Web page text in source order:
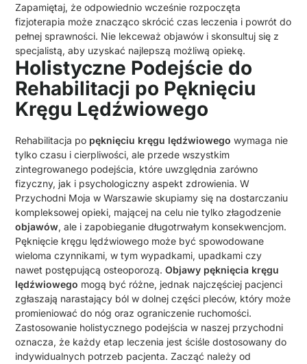
Zapamiętaj, że odpowiednio wcześnie rozpoczęta
fizjoterapia może znacząco skrócić czas leczenia i powrót do
pełnej sprawności. Nie lekceważ objawów i skonsultuj się z
specjalistą, aby uzyskać najlepszą możliwą opiekę.
Holistyczne Podejście do
Rehabilitacji po Pęknięciu
Kręgu Lędźwiowego
Rehabilitacja po pęknięciu kręgu lędźwiowego wymaga nie
tylko czasu i cierpliwości, ale przede wszystkim
zintegrowanego podejścia, które uwzględnia zarówno
fizyczny, jak i psychologiczny aspekt zdrowienia. W
Przychodni Moja w Warszawie skupiamy się na dostarczaniu
kompleksowej opieki, mającej na celu nie tylko złagodzenie
objawów, ale i zapobieganie długotrwałym konsekwencjom.
Pęknięcie kręgu lędźwiowego może być spowodowane
wieloma czynnikami, w tym wypadkami, upadkami czy
nawet postępującą osteoporozą.Objawy pęknięcia kręgu
lędźwiowego mogą być różne, jednak najczęściej pacjenci
zgłaszają narastający ból w dolnej części pleców, który może
promieniować do nóg oraz ograniczenie ruchomości.
Zastosowanie holistycznego podejścia w naszej przychodni
oznacza, że każdy etap leczenia jest ściśle dostosowany do
indywidualnych potrzeb pacjenta. Zacząć należy od